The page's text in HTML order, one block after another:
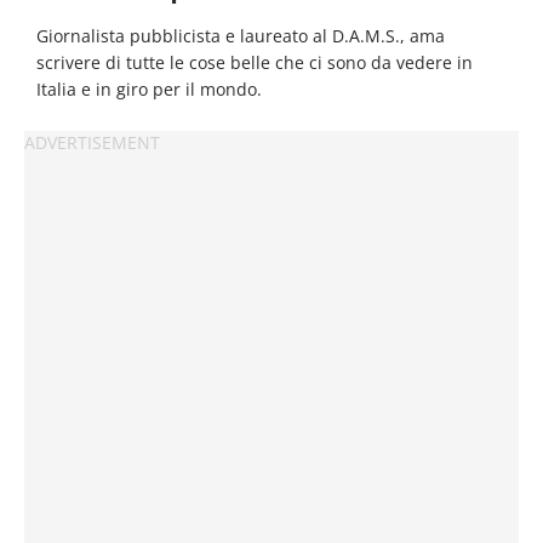
Giornalista pubblicista e laureato al D.A.M.S., ama
scrivere di tutte le cose belle che ci sono da vedere in
Italia e in giro per il mondo.